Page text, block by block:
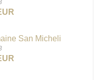
San Micheli